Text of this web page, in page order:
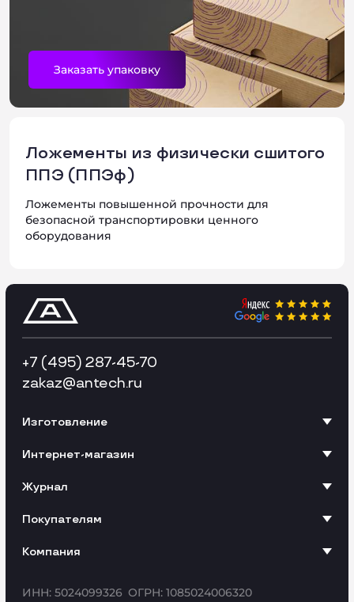
Консультация
Заказать упаковку
Ложементы из физически сшитого
ППЭ (ППЭф)
Ложементы повышенной прочности для
безопасной транспортировки ценного
оборудования
+7 (495) 287-45-70
zakaz@antech.ru
ИНН: 5024099326 ОГРН: 1085024006320
Изготовление
Интернет-магазин
Журнал
Покупателям
Компания